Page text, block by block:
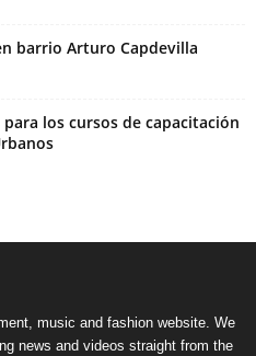
barrio Arturo Capdevilla
los cursos de capacitación
music and fashion website. We
news and videos straight from the